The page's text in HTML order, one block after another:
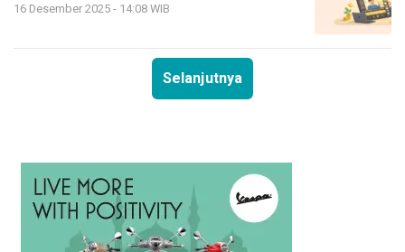
16 Desember 2025 - 14:08 WIB
Selanjutnya